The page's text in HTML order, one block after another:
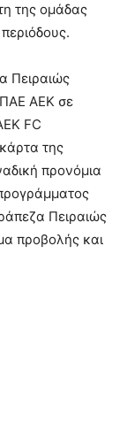
της ομάδας
Πειραιώς
ΠΑΕ ΑΕΚ σε
FC
της
προνόμια
Πειραιώς
προβολής και